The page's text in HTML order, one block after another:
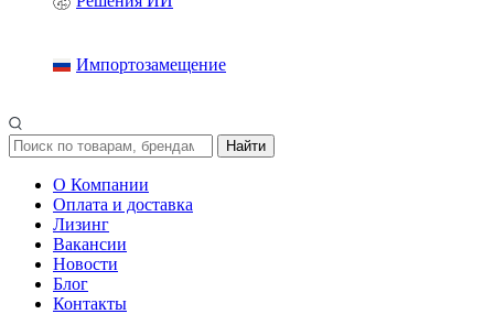
Импортозамещение
Найти
О Компании
Оплата и доставка
Лизинг
Вакансии
Новости
Блог
Контакты